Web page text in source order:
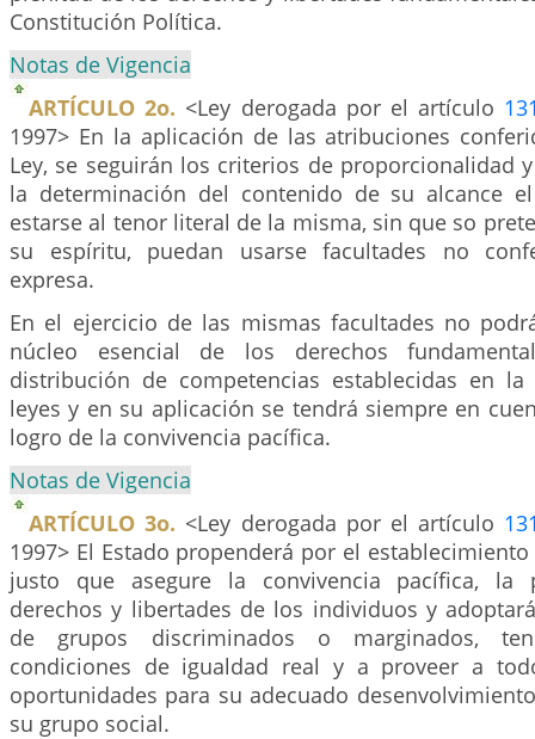
Constitución Política.
Notas de Vigencia
ARTÍCULO 2o. <Ley derogada por el artículo
1997> En la aplicación de las atribuciones
Ley, se seguirán los criterios de proporcionalidad
la determinación del contenido de su alcance
estarse al tenor literal de la misma, sin que so
su espíritu, puedan usarse facultades no
expresa.
En el ejercicio de las mismas facultades no
núcleo esencial de los derechos
distribución de competencias establecidas en
leyes y en su aplicación se tendrá siempre en
logro de la convivencia pacífica.
Notas de Vigencia
ARTÍCULO 3o. <Ley derogada por el artículo
1997> El Estado propenderá por el
justo que asegure la convivencia pacífica, la
derechos y libertades de los individuos y
de grupos discriminados o marginados,
condiciones de igualdad real y a proveer a
oportunidades para su adecuado
su grupo social.